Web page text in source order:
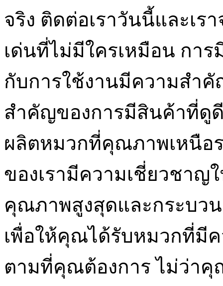
จริง ติดต่อเราวันนี้และเ
เด่นที่ไม่มีใครเหมือน กา
กับการใช้งานมีความสำคั
สำคัญของการมีสินค้าที่ดู
ผลิตหมวกที่คุณภาพเหนือ
ของเรามีความเชี่ยวชาญ
คุณภาพสูงสุดและกระบวน
เพื่อให้คุณได้รับหมวกที่มี
ตามที่คุณต้องการ ไม่ว่าคุ